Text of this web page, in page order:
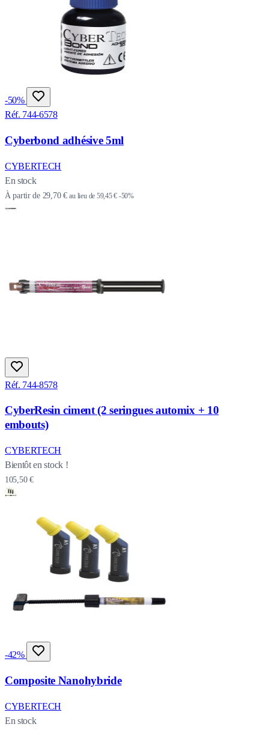
-50%
Réf. 744-6578
Cyberbond adhésive 5ml
CYBERTECH
En stock
À partir de 29,70 € au lieu de 59,45 € -50%
Réf. 744-8578
CyberResin ciment (2 seringues automix + 10
embouts)
CYBERTECH
Bientôt en stock !
105,50 €
-42%
Composite Nanohybride
CYBERTECH
En stock